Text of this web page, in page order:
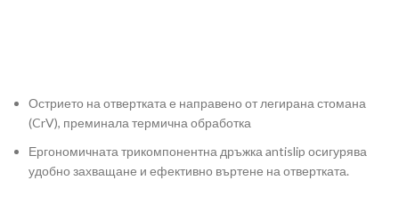
Острието на отвертката е направено от легирана стомана
(CrV), преминала термична обработка
Ергономичната трикомпонентна дръжка antislip осигурява
удобно захващане и ефективно въртене на отвертката.